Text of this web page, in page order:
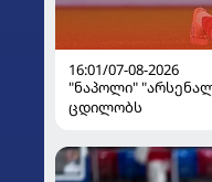
16:01/07-08-2026
"ნაპოლი"
ცდილობს